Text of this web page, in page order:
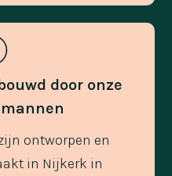
door onze
ontworpen en
in Nijkerk in